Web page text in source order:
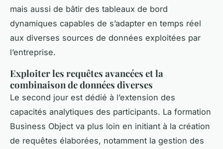
mais aussi de bâtir des tableaux de bord
dynamiques capables de s’adapter en temps réel
aux diverses sources de données exploitées par
l’entreprise.
Exploiter les requêtes avancées et la
combinaison de données diverses
Le second jour est dédié à l’extension des
capacités analytiques des participants. La formation
Business Object va plus loin en initiant à la création
de requêtes élaborées, notamment la gestion des